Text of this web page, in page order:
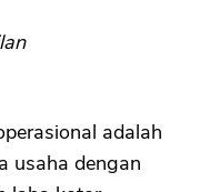
adalah
usaha dengan